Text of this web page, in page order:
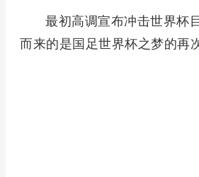
最初高调宣布冲击世界杯
而来的是国足世界杯之梦的再